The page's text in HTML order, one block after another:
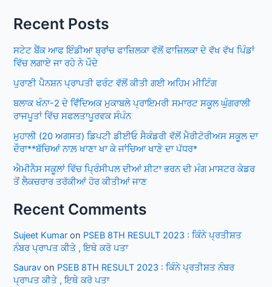
Recent Posts
ਸਟੇਟ ਬੈਂਕ ਆਫ ਇੰਡੀਆ ਬ੍ਰਾਂਚ ਫਾਜ਼ਿਲਕਾ ਵੱਲੋਂ ਫਾਜ਼ਿਲਕਾ ਦੇ ਵੱਖ ਵੱਖ ਪਿੰਡਾਂ
ਵਿੱਚ ਲਗਾਏ ਜਾ ਰਹੇ ਨੇ ਪੌਦੇ
ਪੁਰਾਣੀ ਪੈਨਸ਼ਨ ਪ੍ਰਾਪਤੀ ਫਰੰਟ ਵੱਲੋਂ ਕੀਤੀ ਗਈ ਅਹਿਮ ਮੀਟਿੰਗ
ਬਲਾਕ ਖੰਨਾ-2 ਦੇ ਵਿਁਦਿਅਕ ਮੁਕਾਬਲੇ ਪ੍ਰਾਇਮਰੀ ਸਮਾਰਟ ਸਕੂਲ ਘੁੰਗਰਾਲੀ
ਰਾਜਪੂਤਾਂ ਵਿੱਚ ਸਫਲਤਾਪੂਰਵਕ ਸੰਪੰਨ
ਮੁਹਾਲੀ (20 ਅਗਸਤ) ਡਿਪਟੀ ਡੀਈਓ ਸੈਕੰਡਰੀ ਵੱਲੋਂ ਮੈਰੀਟੋਰੀਅਸ ਸਕੂਲ ਦਾ
ਦੌਰਾ**ਬੱਚਿਆਂ ਨਾਲ਼ ਖਾਣਾ ਖਾ ਕੇ ਜਾਂਚਿਆ ਖਾਣੇ ਦਾ ਪੱਧਰ*
ਐਮੀਨੈਸ ਸਕੂਲਾਂ ਵਿੱਚ ਪ੍ਰਿੰਸੀਪਲ ਦੀਆਂ ਸ਼ੀਟਾ ਭਰਨ ਦੀ ਮੰਗ ਮਾਸਟਰ ਕੇਡਰ
ਤੋਂ ਲੈਕਚਰਾਰ ਤਰੱਕੀਆਂ ਹੋਰ ਕੀਤੀਆਂ ਜਾਣ
Recent Comments
Sujeet Kumar on PSEB 8TH RESULT 2023 : ਕਿੰਨੇ ਪ੍ਰਤੀਸ਼ਤ
ਨੰਬਰ ਪ੍ਰਾਪਤ ਕੀਤੇ , ਇਥੇ ਕਰੋ ਪਤਾ
Saurav on PSEB 8TH RESULT 2023 : ਕਿੰਨੇ ਪ੍ਰਤੀਸ਼ਤ ਨੰਬਰ
ਪ੍ਰਾਪਤ ਕੀਤੇ , ਇਥੇ ਕਰੋ ਪਤਾ